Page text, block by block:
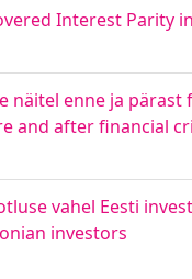
Interest Parity
näitel enne ja
and after financial
vahel Eesti
investors